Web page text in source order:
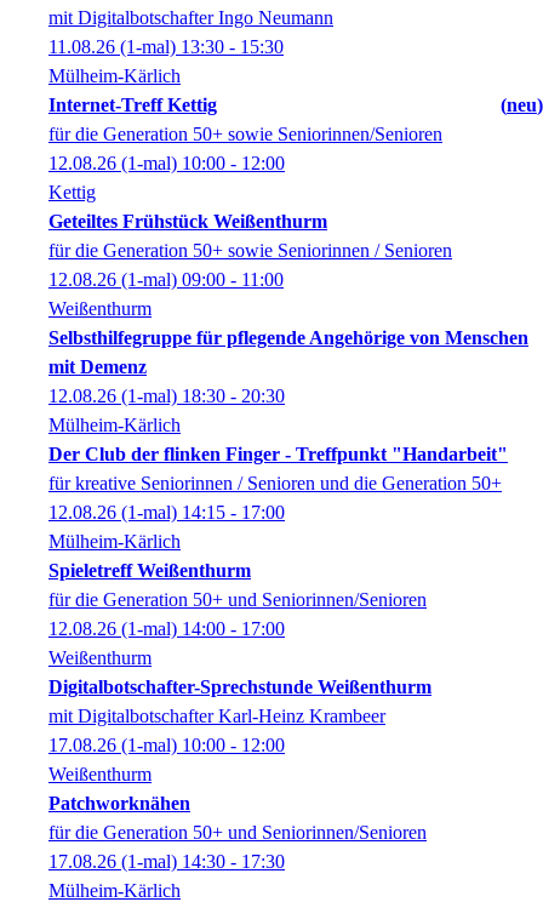
mit Digitalbotschafter Ingo Neumann
11.08.26 (1-mal) 13:30 - 15:30
Mülheim-Kärlich
Internet-Treff Kettig
neu
für die Generation 50+ sowie Seniorinnen/Senioren
12.08.26 (1-mal) 10:00 - 12:00
Kettig
Geteiltes Frühstück Weißenthurm
für die Generation 50+ sowie Seniorinnen / Senioren
12.08.26 (1-mal) 09:00 - 11:00
Weißenthurm
Selbsthilfegruppe für pflegende Angehörige von Menschen
mit Demenz
12.08.26 (1-mal) 18:30 - 20:30
Mülheim-Kärlich
Der Club der flinken Finger - Treffpunkt "Handarbeit"
für kreative Seniorinnen / Senioren und die Generation 50+
12.08.26 (1-mal) 14:15 - 17:00
Mülheim-Kärlich
Spieletreff Weißenthurm
für die Generation 50+ und Seniorinnen/Senioren
12.08.26 (1-mal) 14:00 - 17:00
Weißenthurm
Digitalbotschafter-Sprechstunde Weißenthurm
mit Digitalbotschafter Karl-Heinz Krambeer
17.08.26 (1-mal) 10:00 - 12:00
Weißenthurm
Patchworknähen
für die Generation 50+ und Seniorinnen/Senioren
17.08.26 (1-mal) 14:30 - 17:30
Mülheim-Kärlich